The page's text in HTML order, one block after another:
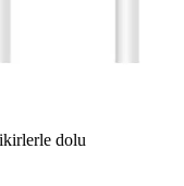
dolu